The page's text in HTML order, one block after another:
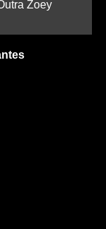
Zoey